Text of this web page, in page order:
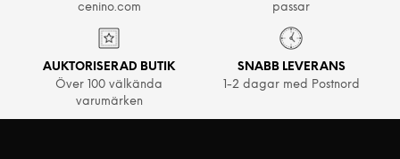
cenino.com
passar
AUKTORISERAD BUTIK
Över 100 välkända
varumärken
SNABB LEVERANS
1-2 dagar med Postnord